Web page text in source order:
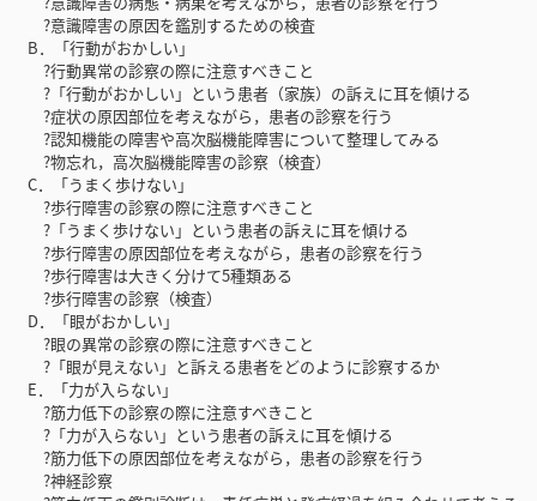
?意識障害の原因を鑑別するための検査
B．「行動がおかしい」
?行動異常の診察の際に注意すべきこと
?「行動がおかしい」という患者（家族）の訴えに耳を傾ける
?症状の原因部位を考えながら，患者の診察を行う
?認知機能の障害や高次脳機能障害について整理してみる
?物忘れ，高次脳機能障害の診察（検査）
C．「うまく歩けない」
?歩行障害の診察の際に注意すべきこと
?「うまく歩けない」という患者の訴えに耳を傾ける
?歩行障害の原因部位を考えながら，患者の診察を行う
?歩行障害は大きく分けて5種類ある
?歩行障害の診察（検査）
D．「眼がおかしい」
?眼の異常の診察の際に注意すべきこと
?「眼が見えない」と訴える患者をどのように診察するか
E．「力が入らない」
?筋力低下の診察の際に注意すべきこと
?「力が入らない」という患者の訴えに耳を傾ける
?筋力低下の原因部位を考えながら，患者の診察を行う
?神経診察